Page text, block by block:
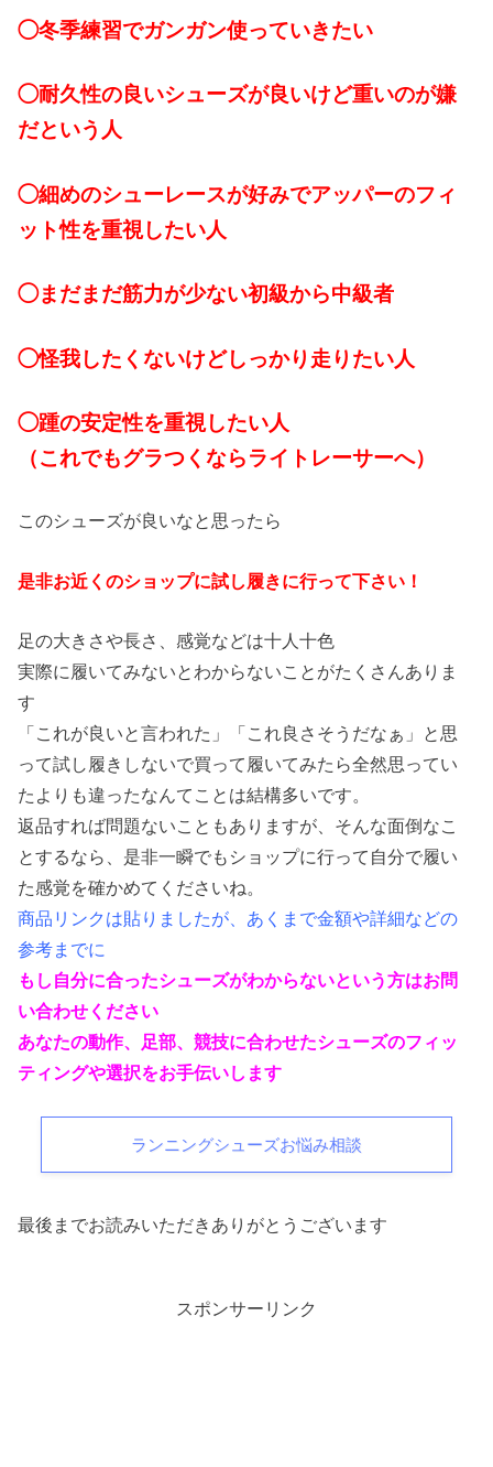
◯冬季練習でガンガン使っていきたい
◯耐久性の良いシューズが良いけど重いのが嫌
だという人
◯細めのシューレースが好みでアッパーのフィ
ット性を重視したい人
◯まだまだ筋力が少ない初級から中級者
◯怪我したくないけどしっかり走りたい人
◯踵の安定性を重視したい人
（これでもグラつくならライトレーサーへ）
このシューズが良いなと思ったら
是非お近くのショップに試し履きに行って下さい！
足の大きさや長さ、感覚などは十人十色
実際に履いてみないとわからないことがたくさんありま
す
「これが良いと言われた」「これ良さそうだなぁ」と思
って試し履きしないで買って履いてみたら全然思ってい
たよりも違ったなんてことは結構多いです。
返品すれば問題ないこともありますが、そんな面倒なこ
とするなら、是非一瞬でもショップに行って自分で履い
た感覚を確かめてくださいね。
商品リンクは貼りましたが、あくまで金額や詳細などの
参考までに
もし自分に合ったシューズがわからないという方はお問
い合わせください
あなたの動作、足部、競技に合わせたシューズのフィッ
ティングや選択をお手伝いします
ランニングシューズお悩み相談
最後までお読みいただきありがとうございます
スポンサーリンク